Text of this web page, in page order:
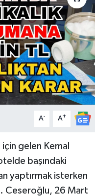
A- A+
gelen Kemal
başındaki
yaptırmak isterken
Ceseroğlu, 26 Mart